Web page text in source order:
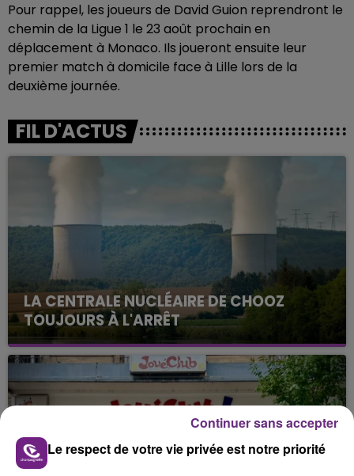
Pour rappel, les joueurs de David Guion reprendront le
chemin de la Ligue 1 le 23 août prochain en
déplacement à Monaco. Ils joueront ensuite leur
premier match à domicile face à Lille lors de la
deuxième journée.
FIL D'ACTUS
LA CENTRALE NUCLÉAIRE DE CHOOZ
TOUJOURS À L'ARRÊT
Cela fait déjà une semaine que la centrale
nucléaire ardennaise est à l'arrêt. Une situation
justifiée par la sécheresse intense qui est toujours
présente.
Le respect de votre vie privée est notre priorité
Continuer sans accepter